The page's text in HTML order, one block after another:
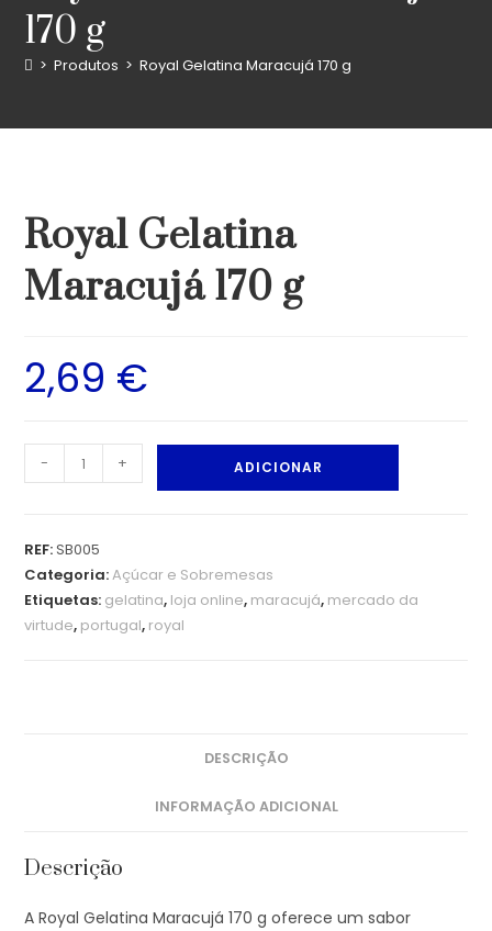
170 g
> Produtos > Royal Gelatina Maracujá 170 g
Royal Gelatina
Maracujá 170 g
2,69 €
- + ADICIONAR
REF:SB005
Categoria:Açúcar e Sobremesas
Etiquetas: gelatina, loja online, maracujá, mercado da
virtude, portugal, royal
DESCRIÇÃO
INFORMAÇÃO ADICIONAL
Descrição
A Royal Gelatina Maracujá 170 g oferece um sabor